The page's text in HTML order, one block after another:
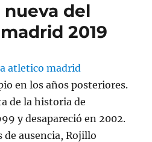
del
2019
en los años posteriores.
de la historia de
y desapareció en 2002.
de ausencia, Rojillo